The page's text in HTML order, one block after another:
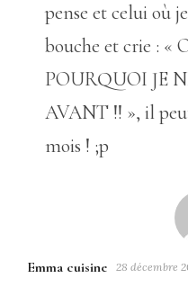
pense et celui où
bouche et crie :
POURQUOI JE
AVANT !! », il
mois ! ;p
Emma cuisine 28 décembre